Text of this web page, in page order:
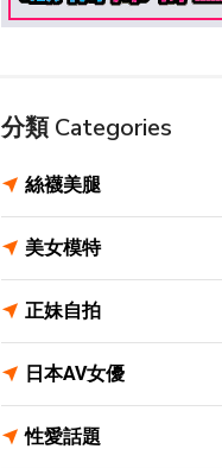
分類 Categories
絲襪美腿
美女模特
正妹自拍
日本AV女優
性愛話題